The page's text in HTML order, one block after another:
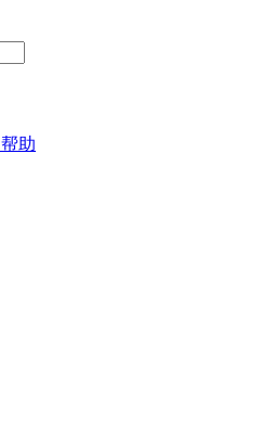
帮助